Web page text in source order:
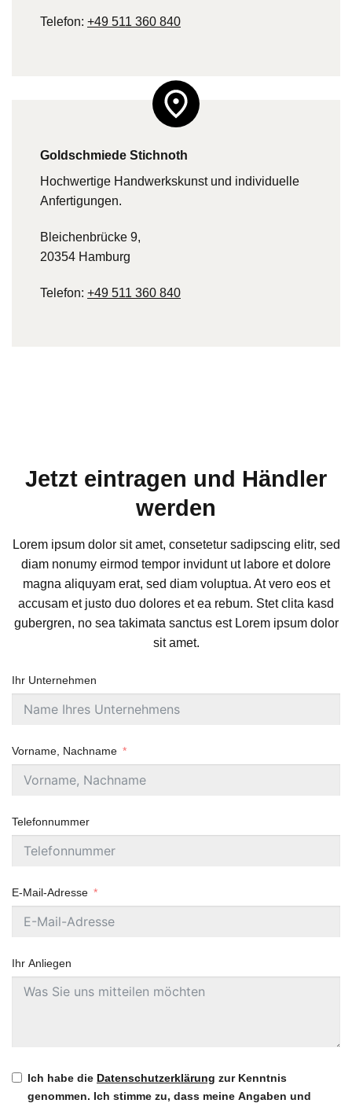
Telefon: +49 511 360 840
Goldschmiede Stichnoth
Hochwertige Handwerkskunst und individuelle
Anfertigungen.
Bleichenbrücke 9,
20354 Hamburg
Telefon: +49 511 360 840
Jetzt eintragen und Händler
werden
Lorem ipsum dolor sit amet, consetetur sadipscing elitr, sed
diam nonumy eirmod tempor invidunt ut labore et dolore
magna aliquyam erat, sed diam voluptua. At vero eos et
accusam et justo duo dolores et ea rebum. Stet clita kasd
gubergren, no sea takimata sanctus est Lorem ipsum dolor
sit amet.
Ihr Unternehmen
Vorname, Nachname
Telefonnummer
E-Mail-Adresse
Ihr Anliegen
Ich habe die Datenschutzerklärung zur Kenntnis
genommen. Ich stimme zu, dass meine Angaben und